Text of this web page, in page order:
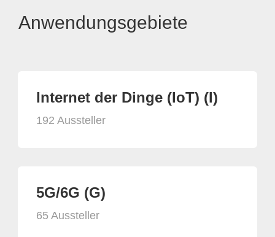
Anwendungsgebiete
Internet der Dinge (IoT) (I)
192 Aussteller
5G/6G (G)
65 Aussteller